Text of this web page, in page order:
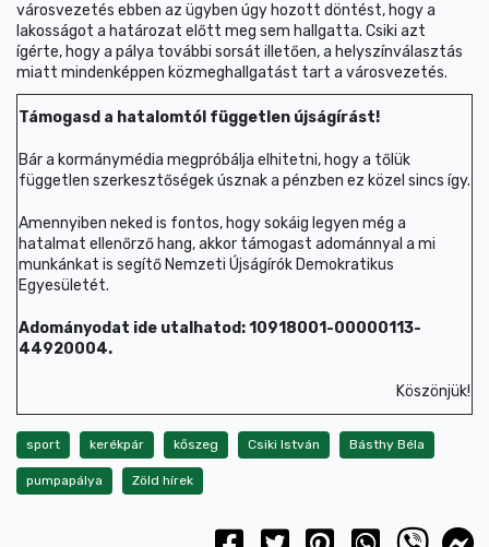
városvezetés ebben az ügyben úgy hozott döntést, hogy a
lakosságot a határozat előtt meg sem hallgatta. Csiki azt
ígérte, hogy a pálya további sorsát illetően, a helyszínválasztás
miatt mindenképpen közmeghallgatást tart a városvezetés.
Támogasd a hatalomtól független újságírást!
Bár a kormánymédia megpróbálja elhitetni, hogy a tőlük
független szerkesztőségek úsznak a pénzben ez közel sincs így.
Amennyiben neked is fontos, hogy sokáig legyen még a
hatalmat ellenőrző hang, akkor támogast adománnyal a mi
munkánkat is segítő Nemzeti Újságírók Demokratikus
Egyesületét.
Adományodat ide utalhatod: 10918001-00000113-
44920004.
Köszönjük!
sport kerékpár kőszeg Csiki István Básthy Béla
pumpapálya Zöld hírek